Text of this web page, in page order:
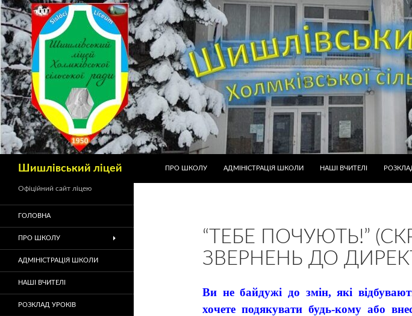
Шишлівський ліцей ПРО ШКОЛУ АДМІНІСТРАЦІЯ ШКОЛИ НАШІ ВЧИТЕЛІ
“ТЕБЕ ПОЧУЮТЬ!”
ЗВЕРНЕНЬ ДО
Ви не байдужі до змін, які
хочете подякувати будь-кому або
Офіційний сайт ліцею
ГОЛОВНА
ПРО ШКОЛУ
АДМІНІСТРАЦІЯ ШКОЛИ
НАШІ ВЧИТЕЛІ
РОЗКЛАД УРОКІВ